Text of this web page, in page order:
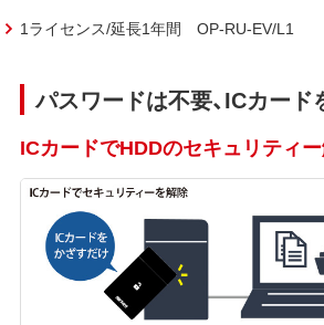
1ライセンス/延長1年間 OP-RU-EV/L1
パスワードは不要、ICカード
ICカードでHDDのセキュリティ